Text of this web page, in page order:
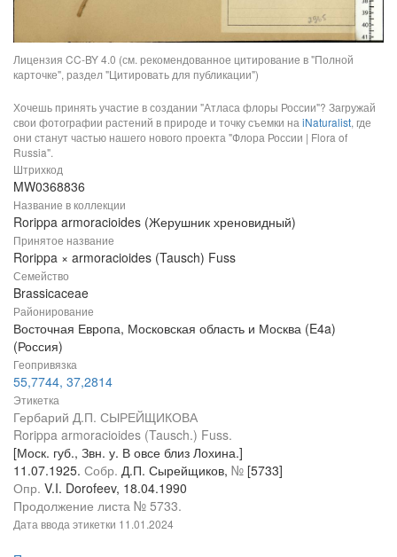
Лицензия CC-BY 4.0 (см. рекомендованное цитирование в "Полной
карточке", раздел "Цитировать для публикации")
Хочешь принять участие в создании "Атласа флоры России"? Загружай
свои фотографии растений в природе и точку съемки на iNaturalist, где
они станут частью нашего нового проекта "Флора России | Flora of
Russia".
Штрихкод
MW0368836
Название в коллекции
Rorippa armoracioides (Жерушник хреновидный)
Принятое название
Rorippa × armoracioides (Tausch) Fuss
Семейство
Brassicaceae
Районирование
Восточная Европа, Московская область и Москва (E4a)
(Россия)
Геопривязка
55,7744, 37,2814
Этикетка
Гербарий Д.П. СЫРЕЙЩИКОВА
Rorippa armoracioides (Tausch.) Fuss.
[Моск. губ., Звн. у. В овсе близ Лохина.]
11.07.1925. Собр. Д.П. Сырейщиков, № [5733]
Опр. V.I. Dorofeev, 18.04.1990
Продолжение листа № 5733.
Дата ввода этикетки 11.01.2024